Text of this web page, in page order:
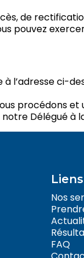
de
pouvez
l’adresse ci-
procédons
Délégué
Nos
FAQ